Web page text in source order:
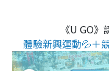
《U GO
體驗新興運動💦＋